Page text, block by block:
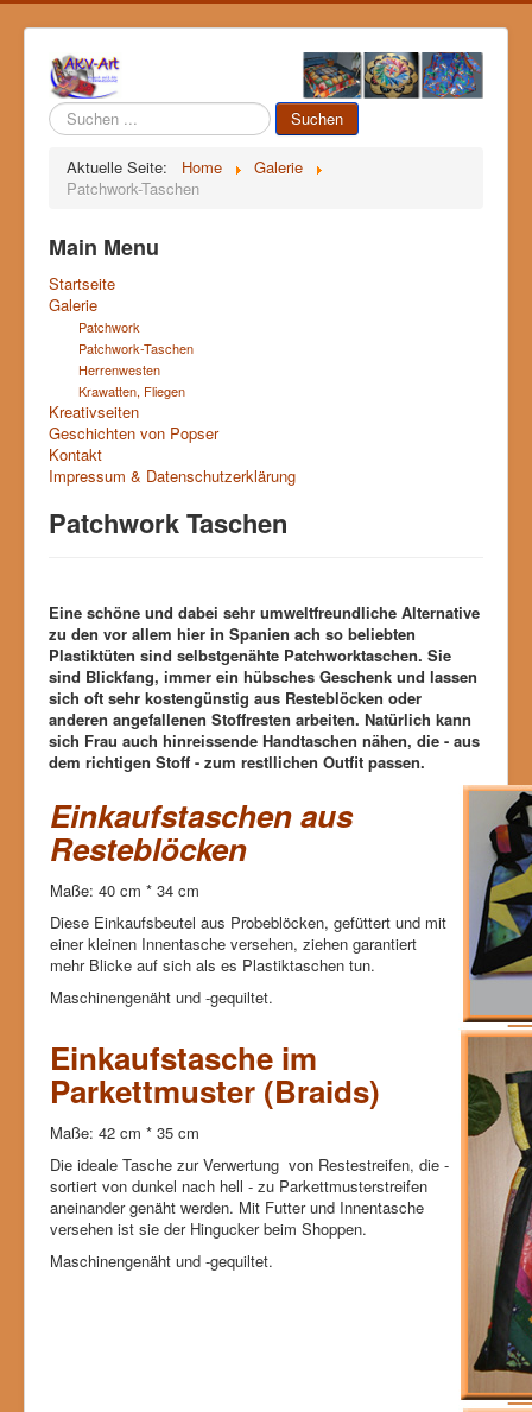
Suchen
...
Suchen
Aktuelle Seite: Home
Galerie
Patchwork-Taschen
Main Menu
Startseite
Galerie
Patchwork
Patchwork-Taschen
Herrenwesten
Krawatten, Fliegen
Kreativseiten
Geschichten von Popser
Kontakt
Impressum & Datenschutzerklärung
Patchwork Taschen
Eine schöne und dabei sehr umweltfreundliche Alternative
zu den vor allem hier in Spanien ach so beliebten
Plastiktüten sind selbstgenähte Patchworktaschen. Sie
sind Blickfang, immer ein hübsches Geschenk und lassen
sich oft sehr kostengünstig aus Resteblöcken oder
anderen angefallenen Stoffresten arbeiten. Natürlich kann
sich Frau auch hinreissende Handtaschen nähen, die - aus
dem richtigen Stoff - zum restllichen Outfit passen.
Einkaufstaschen aus
Resteblöcken
Maße: 40 cm * 34 cm
Diese Einkaufsbeutel aus Probeblöcken, gefüttert und mit
einer kleinen Innentasche versehen, ziehen garantiert
mehr Blicke auf sich als es Plastiktaschen tun.
Maschinengenäht und -gequiltet.
Einkaufstasche im
Parkettmuster (Braids)
Maße: 42 cm * 35 cm
Die ideale Tasche zur Verwertung von Restestreifen, die -
sortiert von dunkel nach hell - zu Parkettmusterstreifen
aneinander genäht werden. Mit Futter und Innentasche
versehen ist sie der Hingucker beim Shoppen.
Maschinengenäht und -gequiltet.